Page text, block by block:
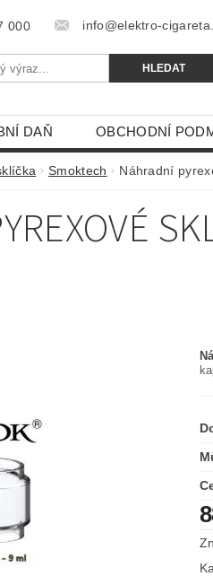
000 info@elektro-
DAŇ OBCHODNÍ
Smoktech Náhradní